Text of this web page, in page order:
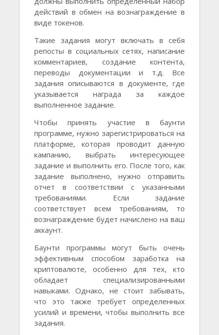
действий в обмен на вознаграждение в
виде токенов.
Такие задания могут включать в себя
репосты в социальных сетях, написание
комментариев, создание контента,
переводы документации и т.д. Все
задания описываются в документе, где
указывается награда за каждое
выполненное задание.
Чтобы принять участие в баунти
программе, нужно зарегистрироваться на
платформе, которая проводит данную
кампанию, выбрать интересующее
задание и выполнить его. После того, как
задание выполнено, нужно отправить
отчет в соответствии с указанными
требованиями. Если задание
соответствует всем требованиям, то
вознаграждение будет начислено на ваш
аккаунт.
Баунти программы могут быть очень
эффективным способом заработка на
криптовалюте, особенно для тех, кто
обладает специализированными
навыками. Однако, не стоит забывать,
что это также требует определенных
усилий и времени, чтобы выполнить все
задания.